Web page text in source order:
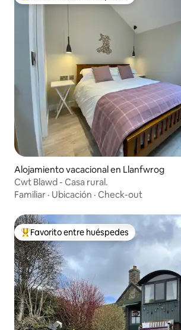
Alojamiento vacacional en Llanfwrog
Cwt Blawd - Casa rural.
Familiar · Ubicación · Check-out
Favorito entre huéspedes preferido
Favorito entre huéspedes